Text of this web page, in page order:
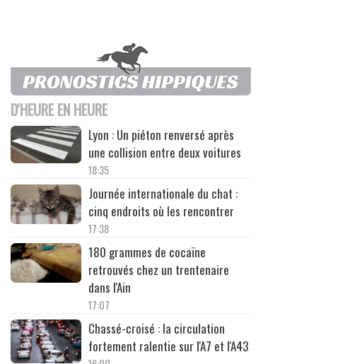
D'HEURE EN HEURE
Lyon : Un piéton renversé après
une collision entre deux voitures
18:35
Journée internationale du chat :
cinq endroits où les rencontrer
17:38
180 grammes de cocaïne
retrouvés chez un trentenaire
dans l'Ain
17:07
Chassé-croisé : la circulation
fortement ralentie sur l'A7 et l'A43